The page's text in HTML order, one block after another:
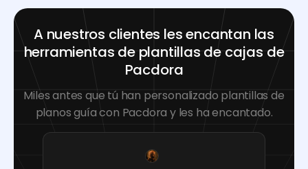
A nuestros clientes les encantan las
herramientas de plantillas de cajas de
Pacdora
Miles antes que tú han personalizado plantillas de
planos guía con Pacdora y les ha encantado.